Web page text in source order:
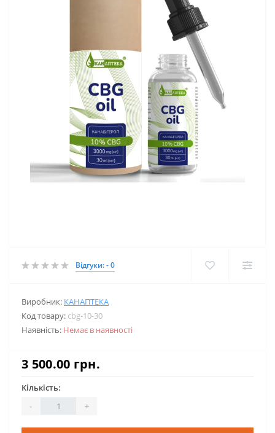
Відгуки: - 0
Виробник: КАНАПТЕКА
Код товару: cbg-10-30
Наявність: Немає в наявності
3 500.00 грн.
Кількість:
-
+